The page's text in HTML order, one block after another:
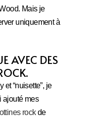
Mais je
uniquement à
AVEC DES
et “nuisette”, je
ajouté mes
rockde